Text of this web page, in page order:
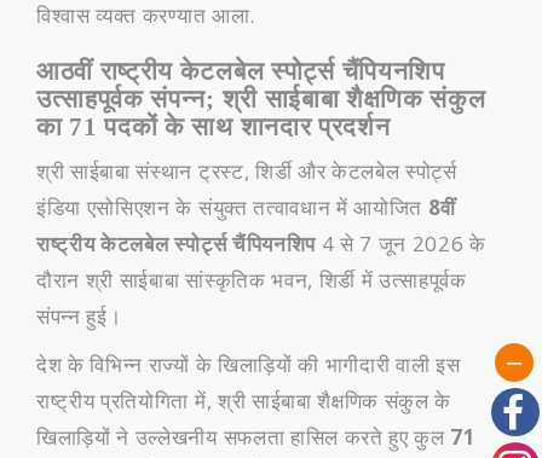
विश्वास व्यक्त करण्यात आला.
आठवीं राष्ट्रीय केटलबेल स्पोर्ट्स चैंपियनशिप
उत्साहपूर्वक संपन्न; श्री साईबाबा शैक्षणिक संकुल
का 71 पदकों के साथ शानदार प्रदर्शन
​श्री साईबाबा संस्थान ट्रस्ट, शिर्डी और केटलबेल स्पोर्ट्स
इंडिया एसोसिएशन के संयुक्त तत्वावधान में आयोजित 8वीं
राष्ट्रीय केटलबेल स्पोर्ट्स चैंपियनशिप4 से 7 जून 2026 के
दौरान श्री साईबाबा सांस्कृतिक भवन, शिर्डी में उत्साहपूर्वक
संपन्न हुई।
​देश के विभिन्न राज्यों के खिलाड़ियों की भागीदारी वाली इस
राष्ट्रीय प्रतियोगिता में, श्री साईबाबा शैक्षणिक संकुल के
खिलाड़ियों ने उल्लेखनीय सफलता हासिल करते हुए कुल 71